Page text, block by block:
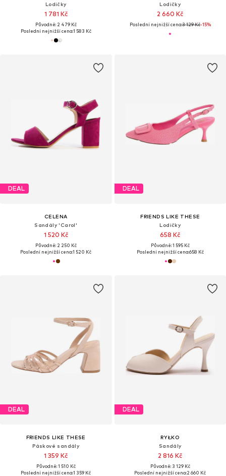
Lodičky
1 781 Kč
Původně: 2 479 Kč
Poslední nejnižší cena:1 583 Kč
Lodičky
2 660 Kč
Poslední nejnižší cena:3 129 Kč-15%
DEAL
CELENA
Sandály 'Carol'
1 520 Kč
Původně: 2 250 Kč
Poslední nejnižší cena:1 520 Kč
DEAL
FRIENDS LIKE THESE
Lodičky
658 Kč
Původně: 1 595 Kč
Poslední nejnižší cena:658 Kč
DEAL
FRIENDS LIKE THESE
Páskové sandály
1 359 Kč
Původně: 1 510 Kč
Poslední nejnižší cena:1 359 Kč
DEAL
RYŁKO
Sandály
2 816 Kč
Původně: 3 129 Kč
Poslední nejnižší cena:2 660 Kč